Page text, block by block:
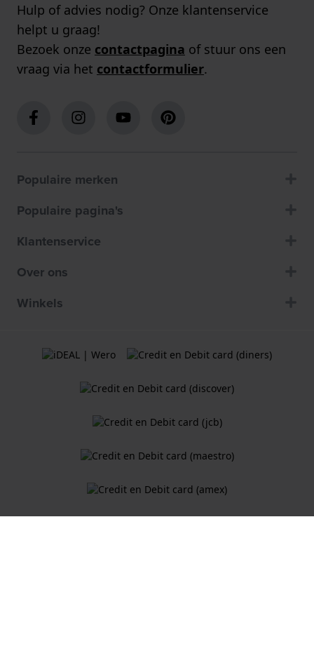
Hulp of advies nodig? Onze klantenservice
helpt u graag!
Bezoek onze contactpagina of stuur ons een
vraag via het contactformulier.
Populaire merken
Populaire pagina's
Klantenservice
Over ons
Winkels